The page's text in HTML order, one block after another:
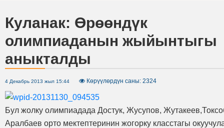
Куланак: Өрөөндүк
олимпиаданын жыйынтыгы
аныкталды
4 Декабрь 2013 жыл 15:44 Көрүүлөрдүн саны: 2324
Бул жолку олимпиадада Достук, Жусупов,
Аралбаев орто мектептеринин жогорку класстагы